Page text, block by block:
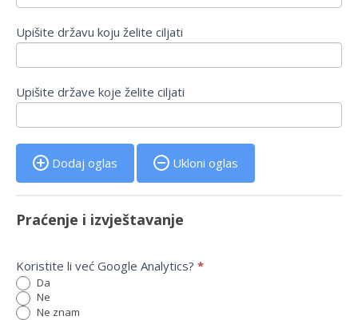
Upišite državu koju želite ciljati
Upišite države koje želite ciljati
Dodaj oglas Ukloni oglas
Praćenje i izvještavanje
Koristite li već Google Analytics? *
Da
Ne
Ne znam